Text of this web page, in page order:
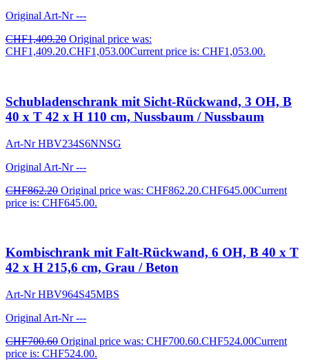
Original Art-Nr---
CHF1,409.20 Original price was:
CHF1,409.20.CHF1,053.00Current price is: CHF1,053.00.
Schubladenschrank mit Sicht-Rückwand, 3 OH, B
40 x T 42 x H 110 cm, Nussbaum / Nussbaum
Art-NrHBV234S6NNSG
Original Art-Nr---
CHF862.20 Original price was: CHF862.20.CHF645.00Current
price is: CHF645.00.
Kombischrank mit Falt-Rückwand, 6 OH, B 40 x T
42 x H 215,6 cm, Grau / Beton
Art-NrHBV964S45MBS
Original Art-Nr---
CHF700.60 Original price was: CHF700.60.CHF524.00Current
price is: CHF524.00.